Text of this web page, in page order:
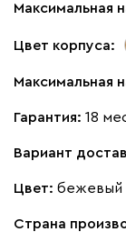
Максимальная
Цвет корпуса:
Максимальная
Гарантия: 18
Вариант
Цвет: бежевый
Страна